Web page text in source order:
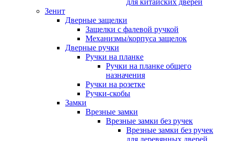
для китайских дверей
Зенит
Дверные защелки
Защелки с фалевой ручкой
Механизмы/корпуса защелок
Дверные ручки
Ручки на планке
Ручки на планке общего
назначения
Ручки на розетке
Ручки-скобы
Замки
Врезные замки
Врезные замки без ручек
Врезные замки без ручек